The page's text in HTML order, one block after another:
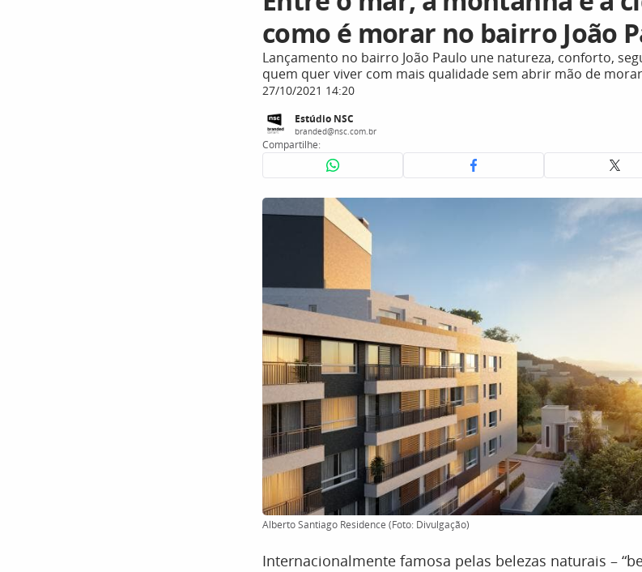
como é morar no bairro João
Lançamento no bairro João Paulo une natureza, conforto,
quem quer viver com mais qualidade sem abrir mão de
27/10/2021 14:20
Estúdio NSC
branded@nsc.com.br
Compartilhe:
Alberto Santiago Residence (Foto: Divulgação)
Internacionalmente famosa pelas belezas naturais –